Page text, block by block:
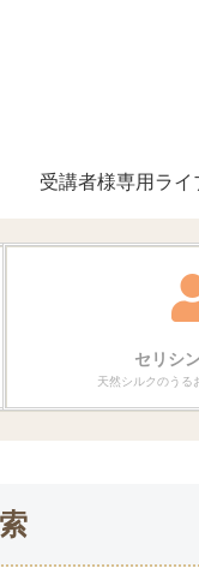
受講者様専用ライ
セリシ
天然シルクのうる